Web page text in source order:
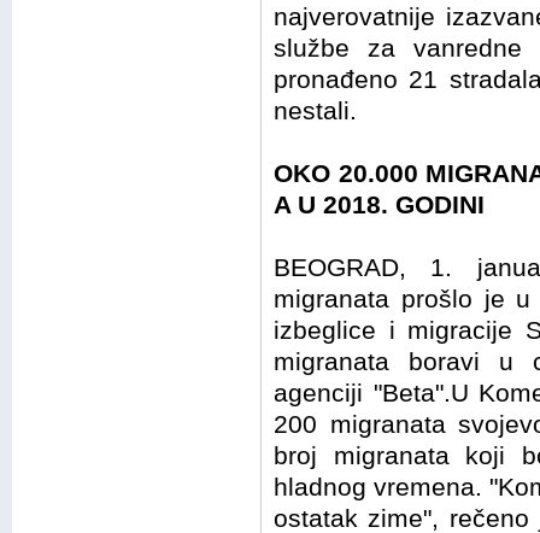
najverovatnije
službe za vanredne
pronađeno 21
nestali.
OKO 20.000
A U 2018. GODINI
BEOGRAD, 1.
migranata prošlo je
izbeglice i migracije
migranata boravi u
agenciji "Beta".U
200 migranata
broj migranata koji
hladnog vremena.
ostatak zime",